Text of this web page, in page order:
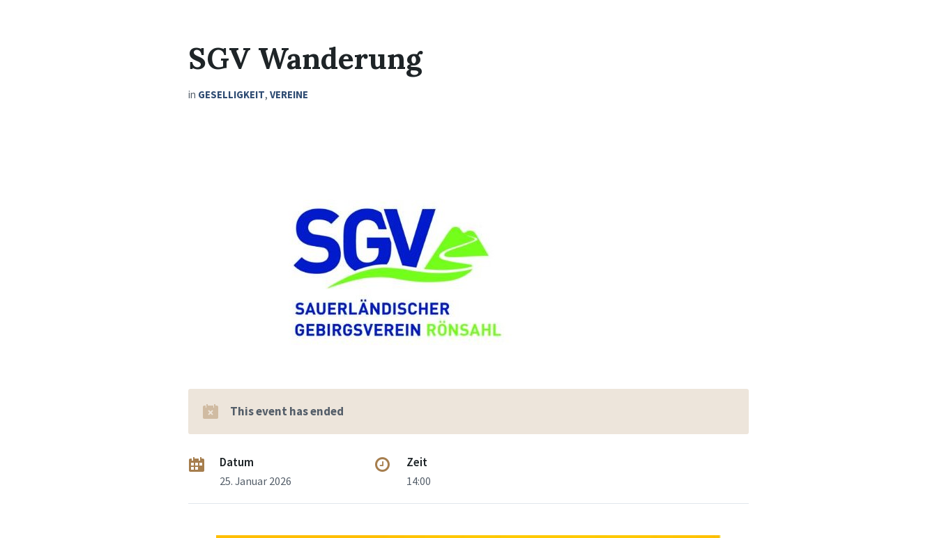
SGV Wanderung
in GESELLIGKEIT,VEREINE
This event has ended
Datum
25. Januar 2026
Zeit
14:00